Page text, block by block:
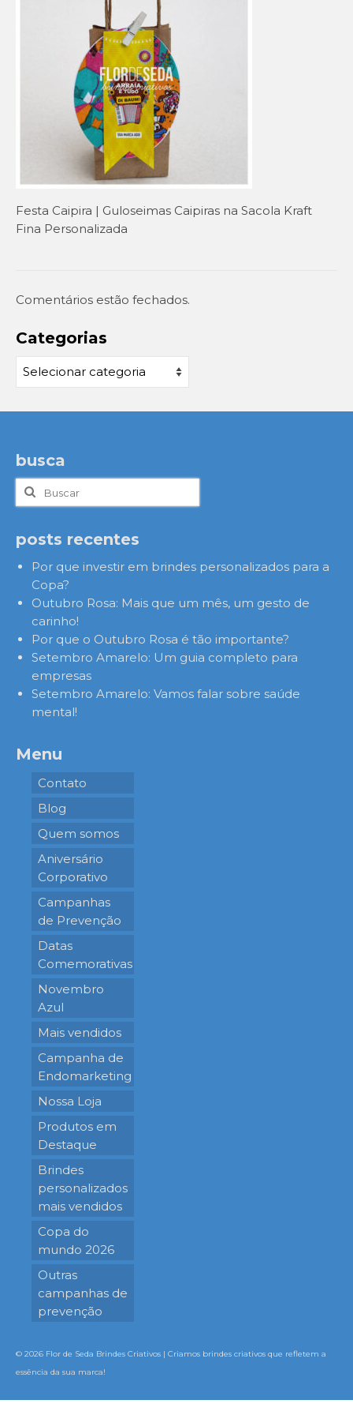
Setembro Amarelo
Outubro Rosa
Novembro Azul
Outras campanhas de prevenção
Copa do mundo 2026
Festa Caipira
QUEM SOMOS
Festa Caipira | Guloseimas Caipiras na Sacola Kraft
Fina Personalizada
Comentários estão fechados.
Categorias
Categorias
busca
Buscar
por:
posts recentes
Por que investir em brindes personalizados para a
Copa?
Outubro Rosa: Mais que um mês, um gesto de
carinho!
Por que o Outubro Rosa é tão importante?
Setembro Amarelo: Um guia completo para
empresas
Setembro Amarelo: Vamos falar sobre saúde
mental!
Menu
Contato
Blog
Quem somos
Aniversário
Corporativo
Campanhas
de Prevenção
Datas
Comemorativas
Novembro
Azul
Mais vendidos
Campanha de
Endomarketing
Nossa Loja
Produtos em
Destaque
Brindes
personalizados
mais vendidos
Copa do
mundo 2026
Outras
campanhas de
prevenção
© 2026 Flor de Seda Brindes Criativos | Criamos brindes criativos que refletem a
essência da sua marca!